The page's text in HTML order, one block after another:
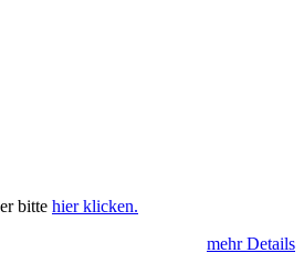
bitte hier klicken.
mehr Details